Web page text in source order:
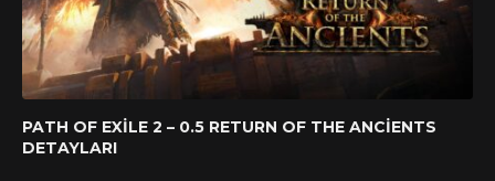
PATH OF EXILE 2 – 0.5 RETURN OF THE ANCIENTS
DETAYLARI